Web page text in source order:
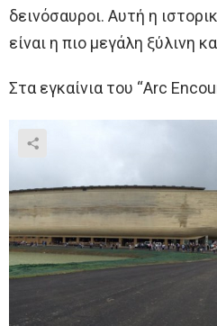
δεινόσαυροι. Αυτή η
είναι η πιο μεγάλη ξύλινη
Στα εγκαίνια του “Arc